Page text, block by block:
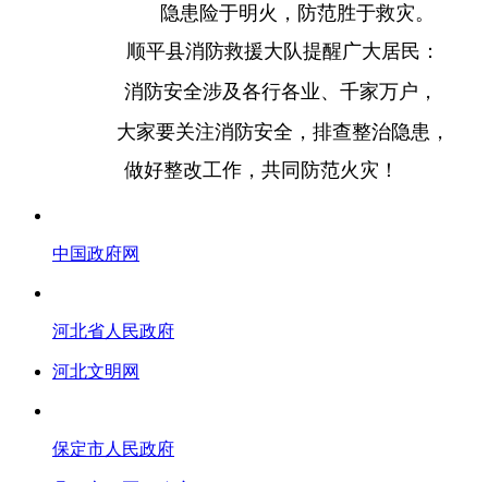
隐患险于明火，防范胜于救灾。
顺平县消防救援大队提醒广大居民：
消防安全涉及各行各业、千家万户，
大家要关注消防安全，排查整治隐患，
做好整改工作，共同防范火灾！
中国政府网
河北省人民政府
河北文明网
保定市人民政府